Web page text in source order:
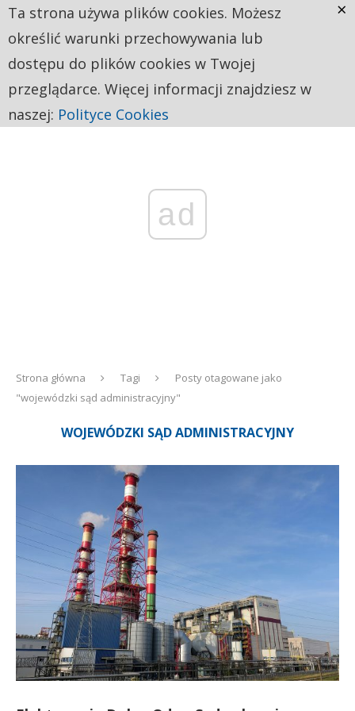
ad
Strona główna Tagi
Posty otagowane jako
"wojewódzki sąd administracyjny"
WOJEWÓDZKI SĄD ADMINISTRACYJNY
Ta strona używa plików cookies. Możesz
określić warunki przechowywania lub
dostępu do plików cookies w Twojej
przeglądarce. Więcej informacji znajdziesz w
naszej: Polityce Cookies
×